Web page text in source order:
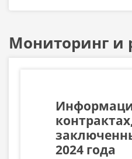
Мониторинг и
2024 года